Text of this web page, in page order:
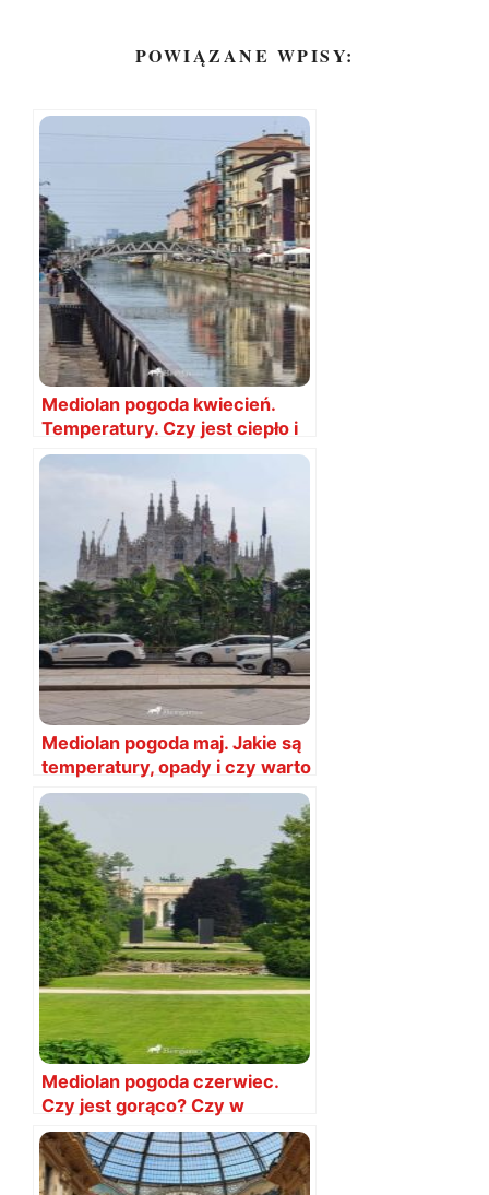
POWIĄZANE WPISY:
Mediolan pogoda kwiecień.
Temperatury. Czy jest ciepło i
czy warto?
Mediolan pogoda maj. Jakie są
temperatury, opady i czy warto
lecieć?
Mediolan pogoda czerwiec.
Czy jest gorąco? Czy w
czerwcu warto lecieć?